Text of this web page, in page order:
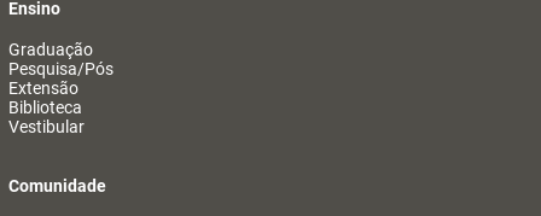
Ensino
Graduação
Pesquisa/Pós
Extensão
Biblioteca
Vestibular
Comunidade